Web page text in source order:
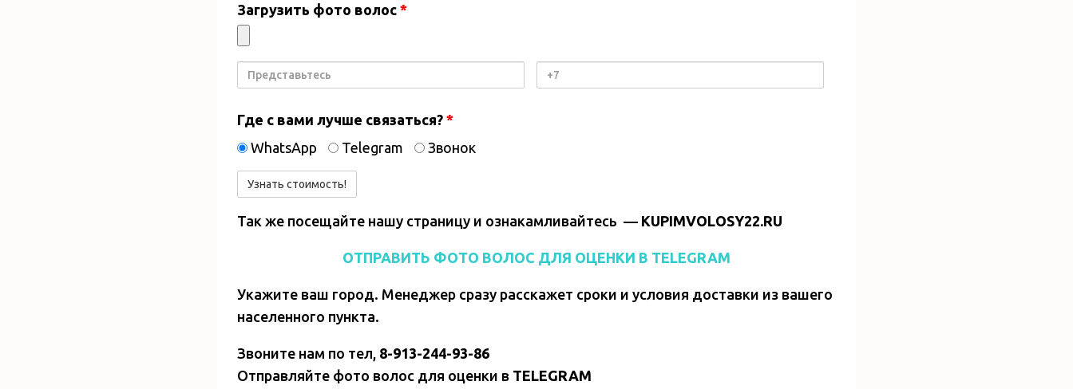
Загрузить фото волос *
Представьтесь
Номер
телефона
Где с вами лучше связаться? *
WhatsApp
Telegram Звонок
Так же посещайте нашу страницу и ознакамливайтесь — KUPIMVOLOSY22.RU
ОТПРАВИТЬ ФОТО ВОЛОС ДЛЯ ОЦЕНКИ В TELEGRAM
Укажите ваш город. Менеджер сразу расскажет сроки и условия доставки из вашего
населенного пункта.
Звоните нам по тел, 8-913-244-93-86
Отправляйте фото волос для оценки в TELEGRAM